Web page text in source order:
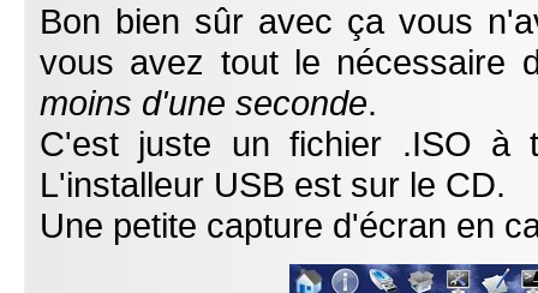
Bon bien sûr avec ça vous
vous avez tout le nécessaire
moins d'une seconde.
C'est juste un fichier .ISO à
L'installeur USB est sur le CD.
Une petite capture d'écran en